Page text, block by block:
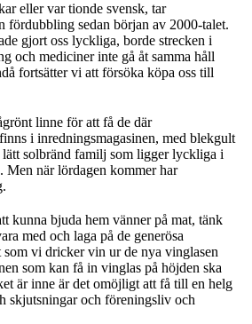
eller var tionde svensk, tar
fördubbling sedan början av 2000-talet.
gjort oss lyckliga, borde strecken i
och mediciner inte gå åt samma håll
fortsätter vi att försöka köpa oss till
linne för att få de där
i inredningsmagasinen, med blekgult
solbränd familj som ligger lyckliga i
Men när lördagen kommer har
kunna bjuda hem vänner på mat, tänk
med och laga på de generösa
vi dricker vin ur de nya vinglasen
som kan få in vinglas på höjden ska
är inne är det omöjligt att få till en helg
skjutsningar och föreningsliv och